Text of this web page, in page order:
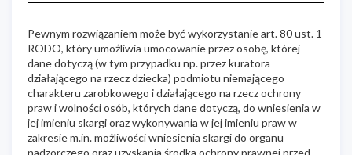
Pewnym rozwiązaniem może być wykorzystanie art. 80 ust. 1
RODO, który umożliwia umocowanie przez osobę, której
dane dotyczą (w tym przypadku np. przez kuratora
działającego na rzecz dziecka) podmiotu niemającego
charakteru zarobkowego i działającego na rzecz ochrony
praw i wolności osób, których dane dotyczą, do wniesienia w
jej imieniu skargi oraz wykonywania w jej imieniu praw w
zakresie m.in. możliwości wniesienia skargi do organu
nadzorczego oraz uzyskania środka ochrony prawnej przed